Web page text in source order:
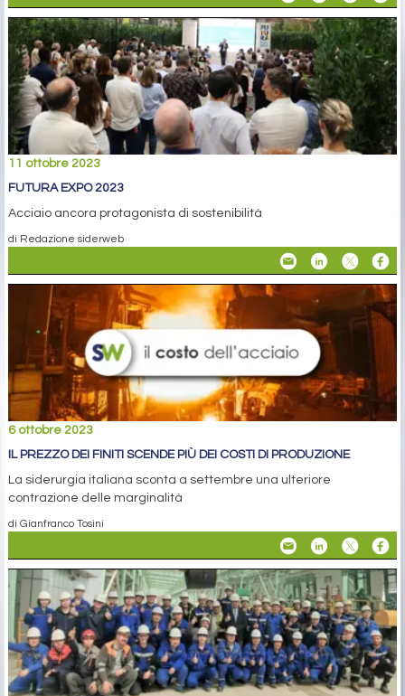
11 ottobre 2023
FUTURA EXPO 2023
Acciaio ancora protagonista di sostenibilità
di Redazione siderweb
6 ottobre 2023
IL PREZZO DEI FINITI SCENDE PIÙ DEI COSTI DI PRODUZIONE
La siderurgia italiana sconta a settembre una ulteriore
contrazione delle marginalità
di Gianfranco Tosini